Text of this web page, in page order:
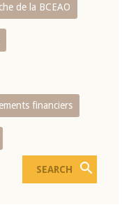
de la BCEAO
financiers